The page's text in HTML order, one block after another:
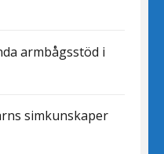
armbågsstöd i
simkunskaper